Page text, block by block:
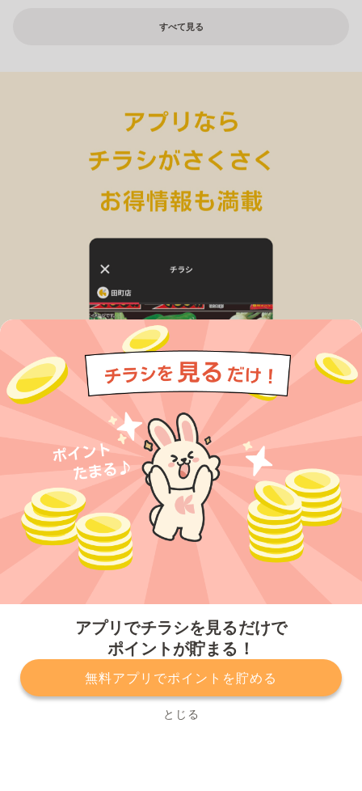
アプリでチラシを見るだけで
ポイントが貯まる！
無料アプリでポイントを貯める
とじる
すべて見る
プライバシーポリシー 利用規約
運営会社
サービスに関してのお問い合わせ